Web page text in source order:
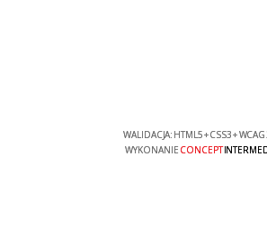
WALIDACJA: HTML5+CSS3+WCAG
WYKONANIE CONCEPT